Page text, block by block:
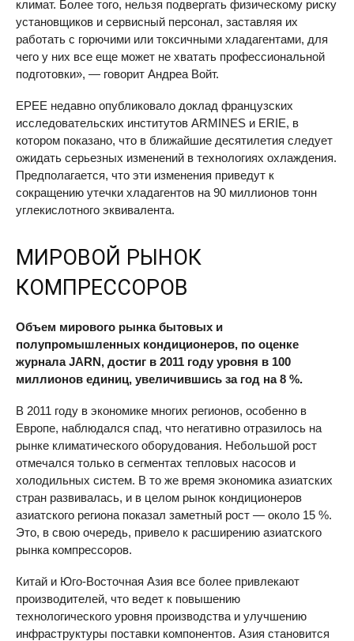
климат. Более того, нельзя подвергать физическому риску
установщиков и сервисный персонал, заставляя их
работать с горючими или токсичными хладагентами, для
чего у них все еще может не хватать профессиональной
подготовки», — говорит Андреа Войт.
EPEE недавно опубликовало доклад французских
исследовательских институтов ARMINES и ERIE, в
котором показано, что в ближайшие десятилетия следует
ожидать серьезных изменений в технологиях охлаждения.
Предполагается, что эти изменения приведут к
сокращению утечки хладагентов на 90 миллионов тонн
углекислотного эквивалента.
МИРОВОЙ РЫНОК
КОМПРЕССОРОВ
Объем мирового рынка бытовых и
полупромышленных кондиционеров, по оценке
журналаJARN, достиг в 2011 году уровня в 100
миллионов единиц, увеличившись за год на 8 %.
В 2011 году в экономике многих регионов, особенно в
Европе, наблюдался спад, что негативно отразилось на
рынке климатического оборудования. Небольшой рост
отмечался только в сегментах тепловых насосов и
холодильных систем. В то же время экономика азиатских
стран развивалась, и в целом рынок кондиционеров
азиатского региона показал заметный рост — около 15 %.
Это, в свою очередь, привело к расширению азиатского
рынка компрессоров.
Китай и Юго-Восточная Азия все более привлекают
производителей, что ведет к повышению
технологического уровня производства и улучшению
инфраструктуры поставки компонентов. Азия становится